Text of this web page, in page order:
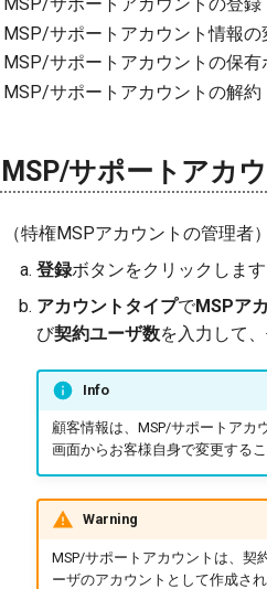
MSP/サポートアカウント情報の
MSP/サポートアカウントの保有
MSP/サポートアカウントの解約
MSP/サポートアカ
（特権MSPアカウントの管理者
登録ボタンをクリックします
アカウントタイプでMSPア
び契約ユーザ数を入力して、
Info
顧客情報は、MSP/サポートアカ
画面からお客様自身で変更するこ
Warning
MSP/サポートアカウントは、契
ーザのアカウントとして作成され